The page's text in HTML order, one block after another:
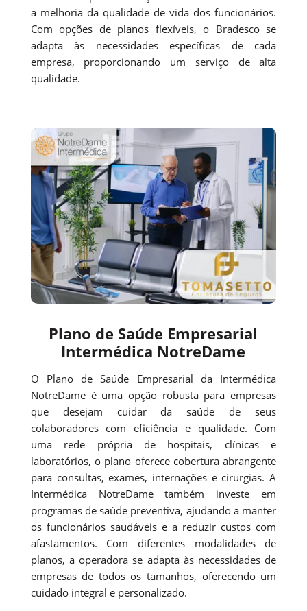
a melhoria da qualidade de vida dos funcionários.
Com opções de planos flexíveis, o Bradesco se
adapta às necessidades específicas de cada
empresa, proporcionando um serviço de alta
qualidade.
Plano de Saúde Empresarial
Intermédica NotreDame
O Plano de Saúde Empresarial da Intermédica
NotreDame é uma opção robusta para empresas
que desejam cuidar da saúde de seus
colaboradores com eficiência e qualidade. Com
uma rede própria de hospitais, clínicas e
laboratórios, o plano oferece cobertura abrangente
para consultas, exames, internações e cirurgias. A
Intermédica NotreDame também investe em
programas de saúde preventiva, ajudando a manter
os funcionários saudáveis e a reduzir custos com
afastamentos. Com diferentes modalidades de
planos, a operadora se adapta às necessidades de
empresas de todos os tamanhos, oferecendo um
cuidado integral e personalizado.